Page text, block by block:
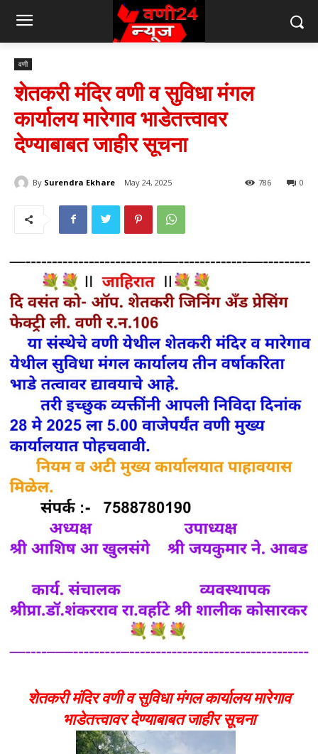
वणी
शेतकरी मंदिर वणी व सुविधा मंगल
कार्यालय मारेगाव भाडेतत्त्वावर
देण्याबाबत जाहीर सूचना
By Surendra Ekhare May 24, 2025 0
786
शेतकरी मंदिर वणी व सुविधा मंगल कार्यालय मारेगाव
भाडेतत्त्वावर देण्याबाबत जाहीर सूचना